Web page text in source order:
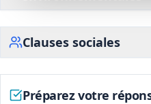
Clauses sociales
Préparez votre